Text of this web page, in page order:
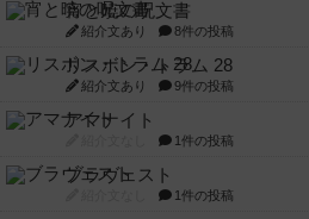
宵と暁の呪文書
紹介文あり 8件の投稿
リスボン・トラム 28
紹介文あり 9件の投稿
アマナイト
1件の投稿
ブラヴェスト
1件の投稿